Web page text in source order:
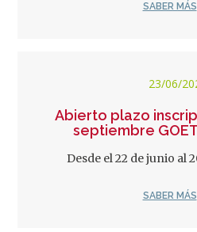
SABER MÁS
23/06/
Abierto plazo
septiembre
Desde el 22 de junio al
SABER MÁS